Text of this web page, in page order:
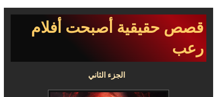
قصص حقيقية أصبحت أفلام
رعب
الجزء الثاني